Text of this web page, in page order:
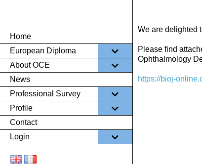
Home
–
European Diploma
–
About OCE
–
News
–
Professional Survey
–
Profile
–
Contact
–
Login
–
We are delighted
Please find
Ophthalmology
https://bioj-